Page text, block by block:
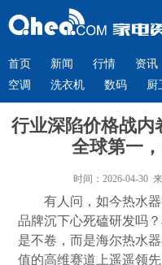
首页 新闻 行情 资讯
空调
洗衣机 数码 厨
行业深陷价格战内
全球第一
时间：2026-04-30 来
有人问，如今热水
品牌沉下心死磕研发吗
是不卷，而是海尔热水
值的高维赛道上遥遥领先